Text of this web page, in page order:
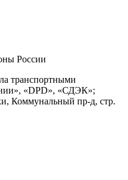
России
транспортными
«DPD», «СДЭК»;
Коммунальный пр-д, стр.